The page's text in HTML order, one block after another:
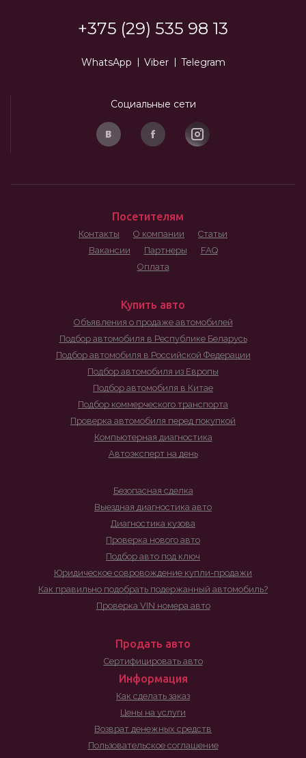
+375 (29) 535 98 13
WhatsApp Viber Telegram
Социальные сети
Посетителям
Контакты О компании
Статьи
Вакансии
Партнеры
FAQ
Оплата
Купить авто
Объявления о продаже автомобилей
Подбор автомобиля в Республике Беларусь
Подбор автомобиля в Российской Федерации
Подбор автомобиля из Европы
Подбор автомобиля в Китае
Подбор коммерческого транспорта
Проверка автомобиля перед покупкой
Компьютерная диагностика
Автоэксперт на день
Безопасная сделка
Выездная диагностика авто
Диагностика кузова
Проверка нового авто
Подбор авто под ключ
Юридическое совровождение купли-продажи
Как правильно подобрать подержанный автомобиль?
Проверка VIN номера авто
Продать авто
Сертифицировать авто
Информация
Как сделать заказ
Цены на услуги
Возврат денежных средств
Пользовательское соглашение